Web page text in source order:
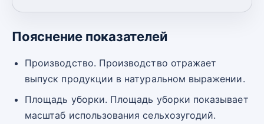
Пояснение показателей
Производство. Производство отражает
выпуск продукции в натуральном выражении.
Площадь уборки. Площадь уборки показывает
масштаб использования сельхозугодий.